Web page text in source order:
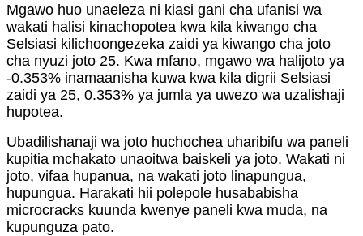
Mgawo huo unaeleza ni kiasi gani cha ufanisi wa
wakati halisi kinachopotea kwa kila kiwango cha
Selsiasi kilichoongezeka zaidi ya kiwango cha joto
cha nyuzi joto 25. Kwa mfano, mgawo wa halijoto ya
-0.353% inamaanisha kuwa kwa kila digrii Selsiasi
zaidi ya 25, 0.353% ya jumla ya uwezo wa uzalishaji
hupotea.
Ubadilishanaji wa joto huchochea uharibifu wa paneli
kupitia mchakato unaoitwa baiskeli ya joto. Wakati ni
joto, vifaa hupanua, na wakati joto linapungua,
hupungua. Harakati hii polepole husababisha
microcracks kuunda kwenye paneli kwa muda, na
kupunguza pato.